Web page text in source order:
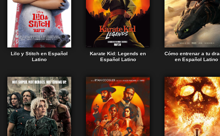
Lilo y Stitch en Español
Latino
Karate Kid: Legends en
Español Latino
Cómo entrenar a tu
en Español Latino